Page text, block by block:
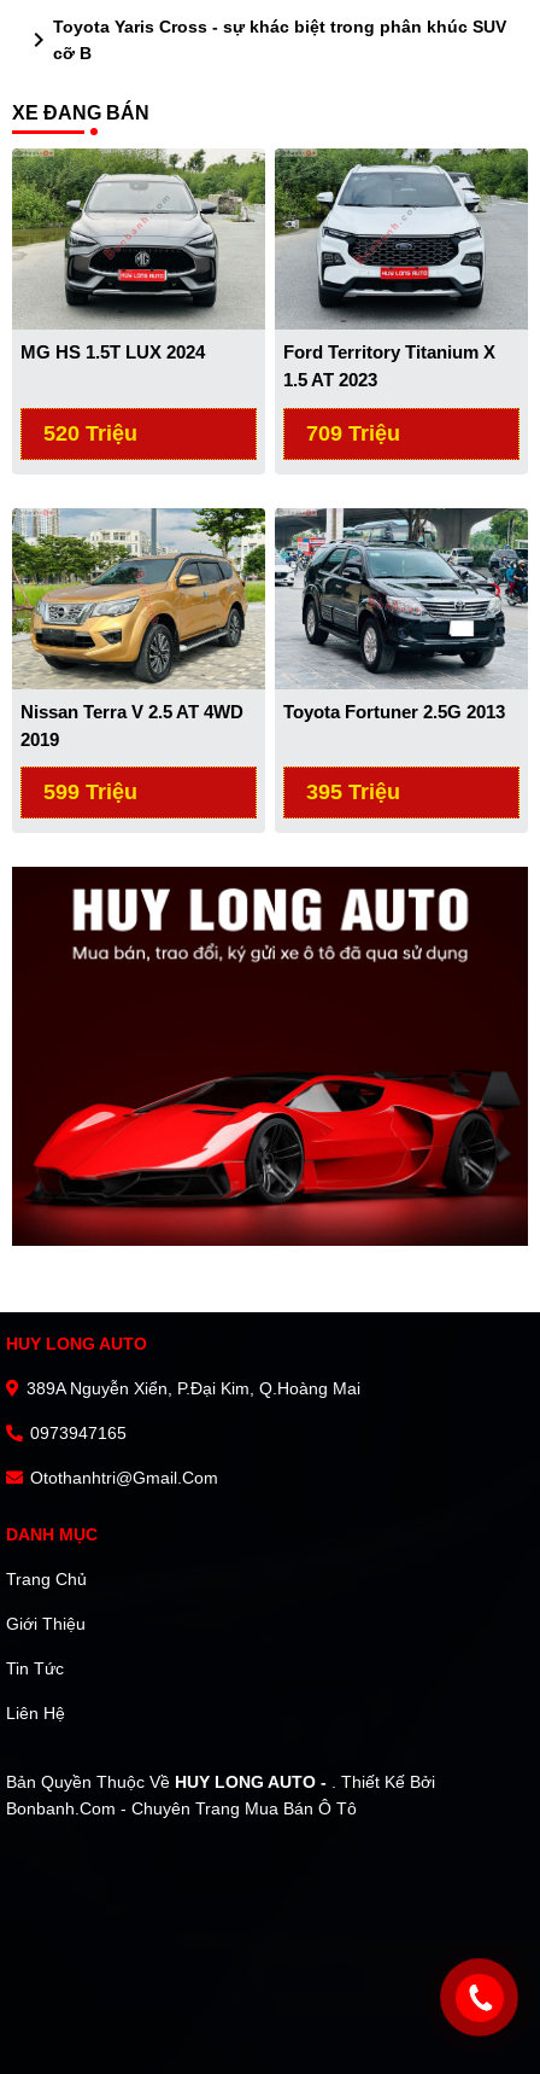
chevron_right Toyota Yaris Cross - sự khác biệt trong phân khúc SUV
cỡ B
XE ĐANG BÁN
MG HS 1.5T LUX 2024
520 Triệu
Ford Territory Titanium X
1.5 AT 2023
709 Triệu
Nissan Terra V 2.5 AT 4WD
2019
599 Triệu
Toyota Fortuner 2.5G 2013
395 Triệu
HUY LONG AUTO
389A Nguyễn Xiển, P.Đại Kim, Q.Hoàng Mai
0973947165
Otothanhtri@gmail.com
DANH MỤC
Trang Chủ
Giới Thiệu
Tin Tức
Liên Hệ
Bản Quyền Thuộc Về HUY LONG AUTO -
. Thiết Kế Bởi
Bonbanh.com - Chuyên Trang Mua Bán Ô Tô